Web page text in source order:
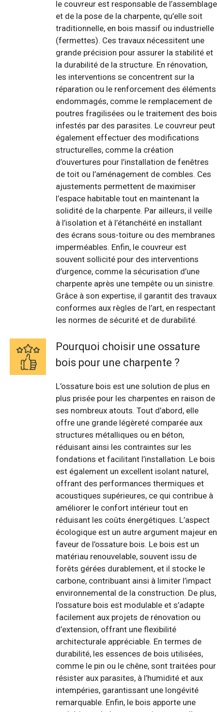
le couvreur est responsable de l’assemblage
et de la pose de la charpente, qu’elle soit
traditionnelle, en bois massif ou industrielle
(fermettes). Ces travaux nécessitent une
grande précision pour assurer la stabilité et
la durabilité de la structure. En rénovation,
les interventions se concentrent sur la
réparation ou le renforcement des éléments
endommagés, comme le remplacement de
poutres fragilisées ou le traitement des bois
infestés par des parasites. Le couvreur peut
également effectuer des modifications
structurelles, comme la création
d’ouvertures pour l’installation de fenêtres
de toit ou l’aménagement de combles. Ces
ajustements permettent de maximiser
l’espace habitable tout en maintenant la
solidité de la charpente. Par ailleurs, il veille
à l’isolation et à l’étanchéité en installant
des écrans sous-toiture ou des membranes
imperméables. Enfin, le couvreur est
souvent sollicité pour des interventions
d’urgence, comme la sécurisation d’une
charpente après une tempête ou un sinistre.
Grâce à son expertise, il garantit des travaux
conformes aux règles de l’art, en respectant
les normes de sécurité et de durabilité.
Pourquoi choisir une ossature
bois pour une charpente ?
L’ossature bois est une solution de plus en
plus prisée pour les charpentes en raison de
ses nombreux atouts. Tout d’abord, elle
offre une grande légèreté comparée aux
structures métalliques ou en béton,
réduisant ainsi les contraintes sur les
fondations et facilitant l’installation. Le bois
est également un excellent isolant naturel,
offrant des performances thermiques et
acoustiques supérieures, ce qui contribue à
améliorer le confort intérieur tout en
réduisant les coûts énergétiques. L’aspect
écologique est un autre argument majeur en
faveur de l’ossature bois. Le bois est un
matériau renouvelable, souvent issu de
forêts gérées durablement, et il stocke le
carbone, contribuant ainsi à limiter l’impact
environnemental de la construction. De plus,
l’ossature bois est modulable et s’adapte
facilement aux projets de rénovation ou
d’extension, offrant une flexibilité
architecturale appréciable. En termes de
durabilité, les essences de bois utilisées,
comme le pin ou le chêne, sont traitées pour
résister aux parasites, à l’humidité et aux
intempéries, garantissant une longévité
remarquable. Enfin, le bois apporte une